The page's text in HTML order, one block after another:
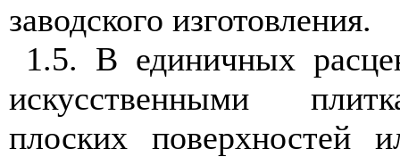
заводского изготовления.
1.5. В единичных
искусственными
плоских поверхностей